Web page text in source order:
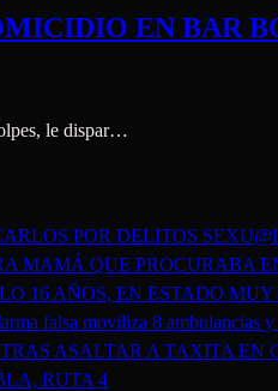
EN BAR
le dispar…
POR DELITOS
MAMÁ QUE PROCURABA
16 AÑOS, EN ESTADO
falsa moviliza 8 ambulancias
ASALTAR A TAXITA EN
RUTA 4